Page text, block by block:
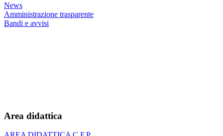
News
Amministrazione trasparente
Bandi e avvisi
Area didattica